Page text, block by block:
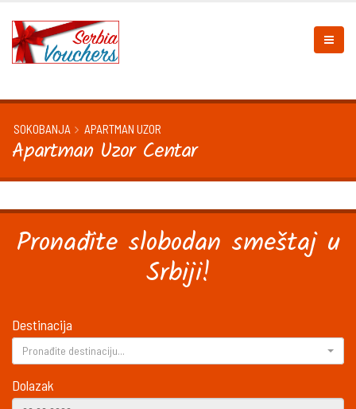
SOKOBANJA APARTMAN UZOR
Apartman Uzor Centar
Pronađite slobodan smeštaj u
Srbiji!
Destinacija
Pronađite destinaciju...
Dolazak